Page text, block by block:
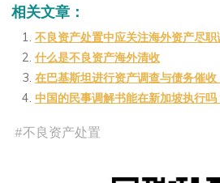
C
h
at
a
W
ei
b
o
l
b
a
n
y
Li
n
相关文章：
不良资产处置中应关注海外资产尽职
什么是不良资产海外清收
在巴基斯坦进行资产调查与债务催
中国的民事调解书能在新加坡执行吗
#不良资产处置